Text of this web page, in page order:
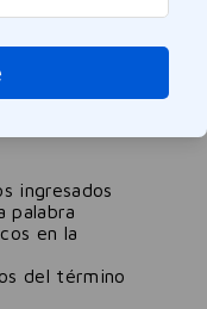
para
50-con-
ingresados
palabra
en la
del término